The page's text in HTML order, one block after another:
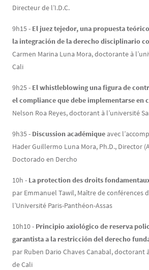
Directeur de l’I.D.C.
9h15 - El juez tejedor, una propuesta
la integración de la derecho disciplinario
Carmen Marina Luna Mora, doctorante à
Cali
9h25 - El whistleblowing una figura de
el compliance que debe implementarse en
Nelson Roa Reyes, doctorant à l’université
9h35 - Discussion académique avec
Hader Guillermo Luna Mora, Ph.D., Director
Doctorado en Dercho
10h - La protection des droits
par Emmanuel Tawil, Maître de conférences
l’Université Paris-Panthéon-Assas
10h10 - Principio axiológico de reserva
garantista a la restricción del derecho
par Ruben Dario Chaves Canabal, doctorant
de Cali